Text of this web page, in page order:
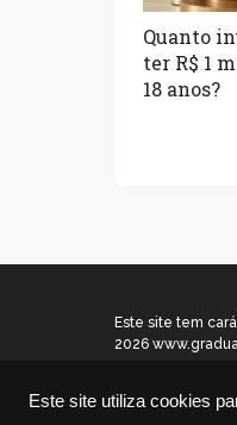
Este site utiliza cookies
Quanto
ter R$ 1
18 anos?
Este site tem
2026
Disclaimer|